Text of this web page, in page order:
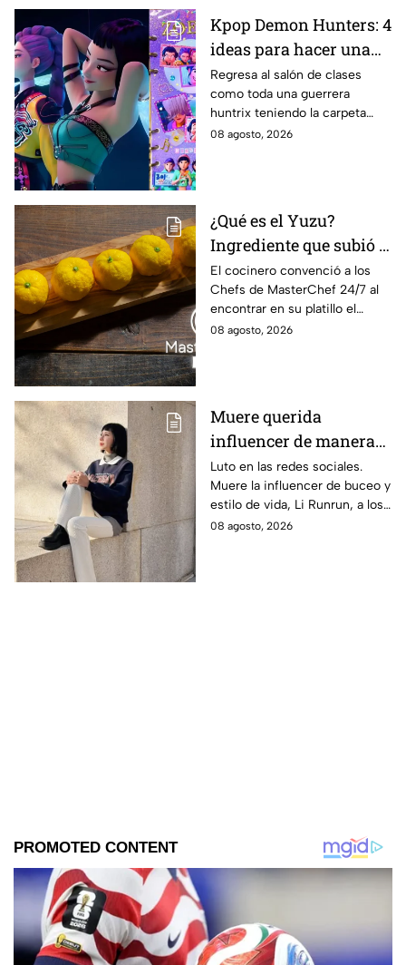
Kpop Demon Hunters: 4
ideas para hacer una
carpeta escolar este
regreso a clases 2026,
inspiradas en Rumi,
Zoey y Mira
Regresa al salón de clases
como toda una guerrera
huntrix teniendo la carpeta
más original para anotar todos
08 agosto, 2026
¿Qué es el Yuzu?
Ingrediente que subió a
Lancer al balcón de
MasterChef 24/7 este
"Viernes de salvación"
El cocinero convenció a los
Chefs de MasterChef 24/7 al
encontrar en su platillo el
balance perfecto.
08 agosto, 2026
Muere querida
influencer de manera
repentina; su madre
compartió la noticia
con desgarrador
mensaje
Luto en las redes sociales.
Muere la influencer de buceo y
estilo de vida, Li Runrun, a los
36 años, de manera
08 agosto, 2026